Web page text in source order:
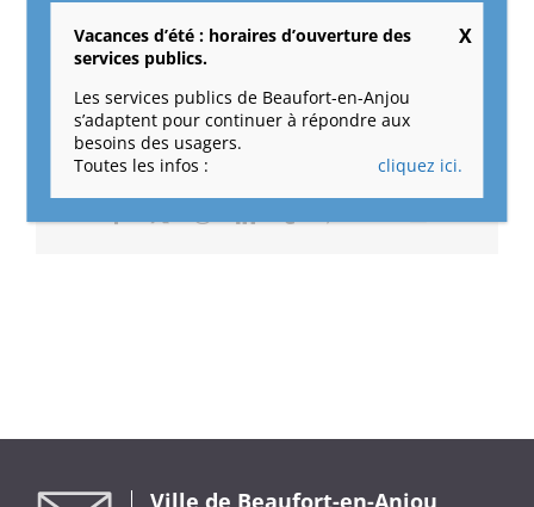
29 février 2024 | Catégories :Le magazine de la ville
Partagez cet article !
Vacances d’été : horaires d’ouverture des
services publics.
Les services publics de Beaufort-en-Anjou
s’adaptent pour continuer à répondre aux
besoins des usagers.
Toutes les infos :
cliquez ici.